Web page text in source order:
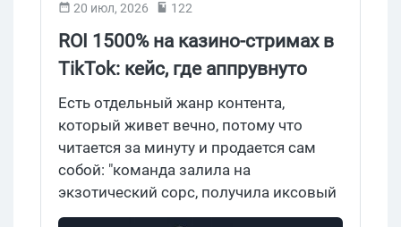
20 июл, 2026 122
ROI 1500% на казино-стримах в
TikTok: кейс, где аппрувнуто
$1500, а еще $8490 висит в
холде
Есть отдельный жанр контента,
который живет вечно, потому что
читается за минуту и продается сам
собой: "команда залила на
экзотический сорс, получила иксовый
ROI, вот вам красивое число". Число